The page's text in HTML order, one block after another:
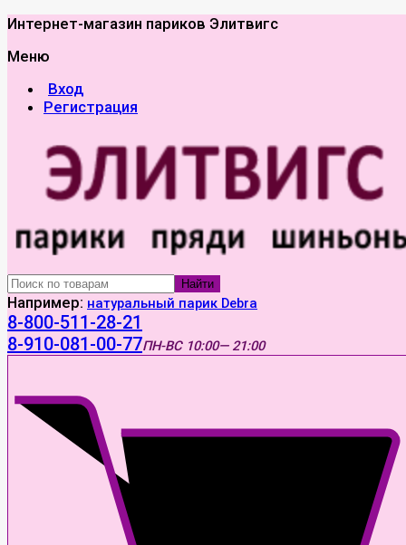
Интернет-магазин париков Элитвигс
Меню
Вход
Регистрация
Найти
Например: натуральный парик Debra
8-800-511-28-21
8-910-081-00-77ПН-ВС 10:00— 21:00